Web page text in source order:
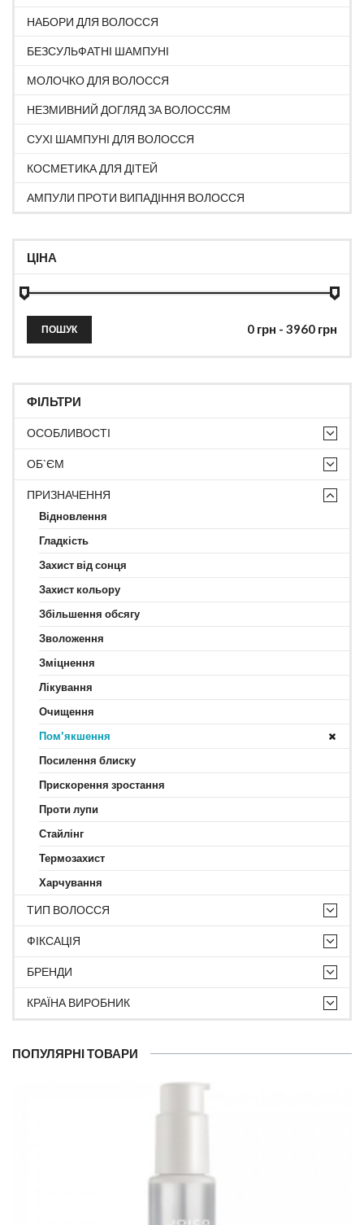
НАБОРИ ДЛЯ ВОЛОССЯ
БЕЗСУЛЬФАТНІ ШАМПУНІ
МОЛОЧКО ДЛЯ ВОЛОССЯ
НЕЗМИВНИЙ ДОГЛЯД ЗА ВОЛОССЯМ
СУХІ ШАМПУНІ ДЛЯ ВОЛОССЯ
КОСМЕТИКА ДЛЯ ДІТЕЙ
АМПУЛИ ПРОТИ ВИПАДІННЯ ВОЛОССЯ
ЦІНА
ПОШУК
ФІЛЬТРИ
ОСОБЛИВОСТІ
ОБ`ЄМ
ПРИЗНАЧЕННЯ
Відновлення
Гладкість
Захист від сонця
Захист кольору
Збільшення обсягу
Зволоження
Зміцнення
Лікування
Очищення
Пом'якшення
Посилення блиску
Прискорення зростання
Проти лупи
Стайлінг
Термозахист
Харчування
ТИП ВОЛОССЯ
ФІКСАЦІЯ
БРЕНДИ
КРАЇНА ВИРОБНИК
ПОПУЛЯРНІ ТОВАРИ